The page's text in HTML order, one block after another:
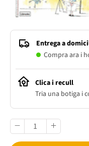
Entrega a
Compra ara i
Clica i recull
Tria una botiga i